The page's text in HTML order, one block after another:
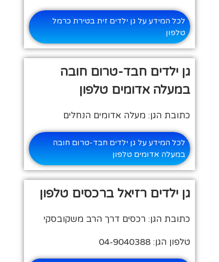
לכל המידע על גן ילדים זית בטירת כרמל
טלפון
גן ילדים חבד-טרום חובה
במעלה אדומים טלפון
כתובת הגן: מעלה אדומים הנחלים
לכל המידע על גן ילדים חבד-טרום חובה
במעלה אדומים טלפון
גן ילדים רזיאל ברכסים טלפון
כתובת הגן: רכסים דרך הרב משקובסקי
טלפון הגן: 04-9040388